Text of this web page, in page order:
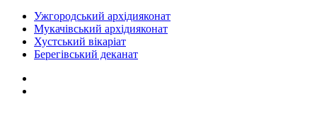
Ужгородський архідияконат
Мукачівський архідияконат
Хустський вікаріат
Берегівський деканат